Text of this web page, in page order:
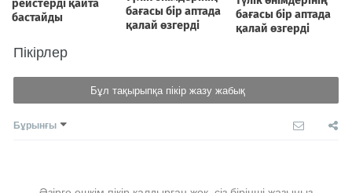
Пікірлер
Бұл тақырыпқа пікір жазу жабық
Бұрынғы